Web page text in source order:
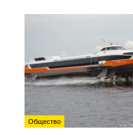
Общество